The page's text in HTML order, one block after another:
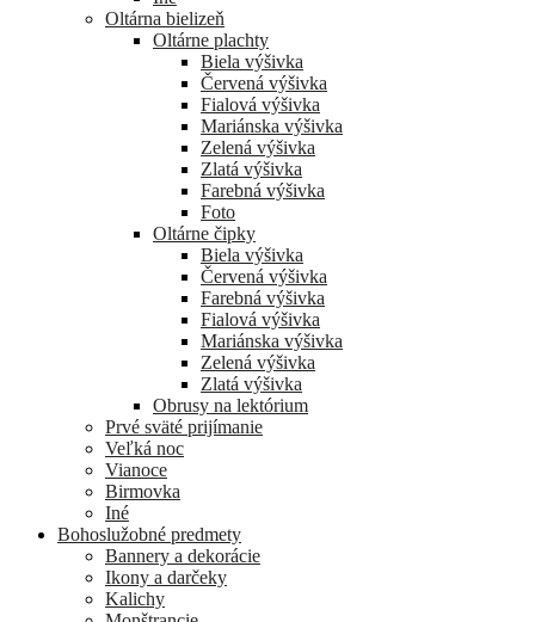
Oltárna bielizeň
Oltárne plachty
Biela výšivka
Červená výšivka
Fialová výšivka
Mariánska výšivka
Zelená výšivka
Zlatá výšivka
Farebná výšivka
Foto
Oltárne čipky
Biela výšivka
Červená výšivka
Farebná výšivka
Fialová výšivka
Mariánska výšivka
Zelená výšivka
Zlatá výšivka
Obrusy na lektórium
Prvé sväté prijímanie
Veľká noc
Vianoce
Birmovka
Iné
Bohoslužobné predmety
Bannery a dekorácie
Ikony a darčeky
Kalichy